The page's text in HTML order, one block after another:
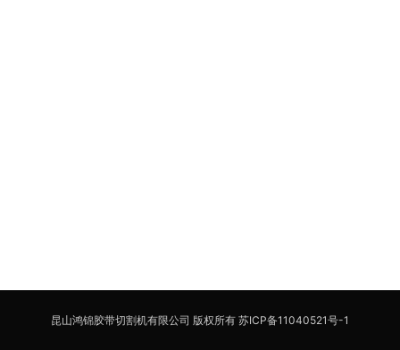
昆山鸿锦胶带切割机有限公司 版权所有 苏ICP备11040521号-1